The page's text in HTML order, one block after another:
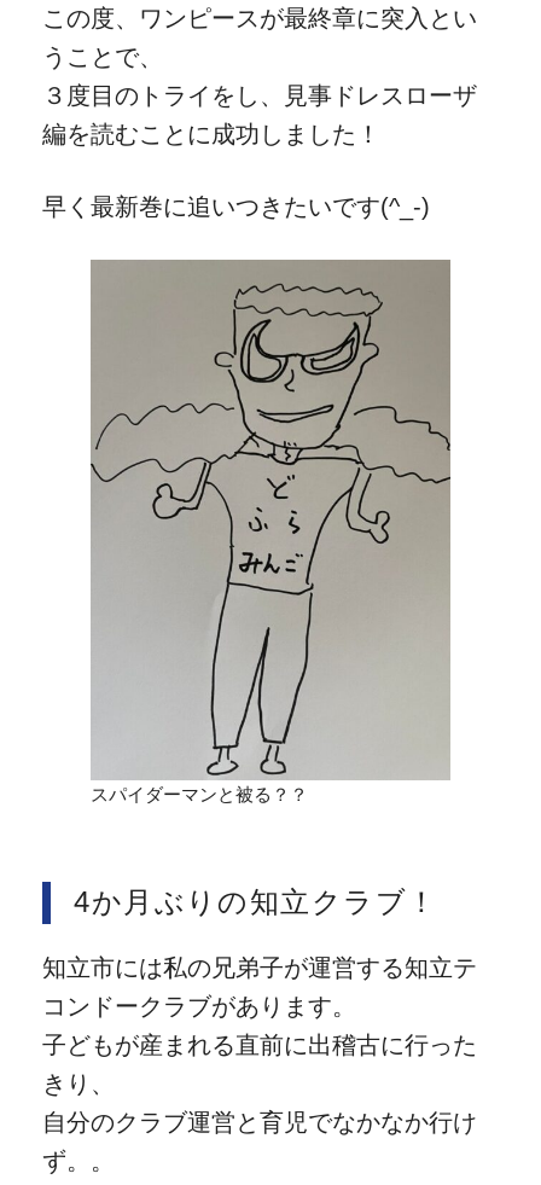
この度、ワンピースが最終章に突入とい
うことで、
３度目のトライをし、見事ドレスローザ
編を読むことに成功しました！
早く最新巻に追いつきたいです(^_-)
スパイダーマンと被る？？
4か月ぶりの知立クラブ！
知立市には私の兄弟子が運営する知立テ
コンドークラブがあります。
子どもが産まれる直前に出稽古に行った
きり、
自分のクラブ運営と育児でなかなか行け
ず。。